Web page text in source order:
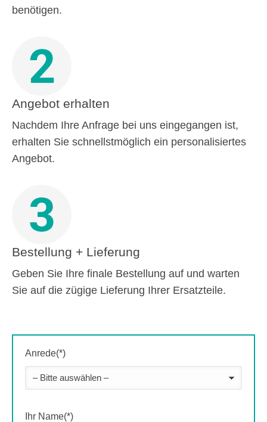
benötigen.
2
Angebot erhalten
Nachdem Ihre Anfrage bei uns eingegangen ist,
erhalten Sie schnellstmöglich ein personalisiertes
Angebot.
3
Bestellung + Lieferung
Geben Sie Ihre finale Bestellung auf und warten
Sie auf die zügige Lieferung Ihrer Ersatzteile.
Anrede(*)
Ihr Name(*)